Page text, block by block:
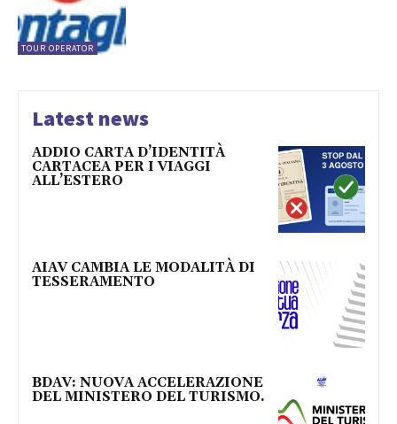
TOUR OPERATOR
Latest news
ADDIO CARTA D’IDENTITÀ
CARTACEA PER I VIAGGI
ALL’ESTERO
AIAV CAMBIA LE MODALITÀ DI
TESSERAMENTO
BDAV: NUOVA ACCELERAZIONE
DEL MINISTERO DEL TURISMO.